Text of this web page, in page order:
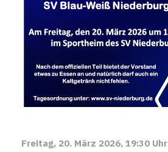
Freitag, 20. März 2026, 19:30 Uhr